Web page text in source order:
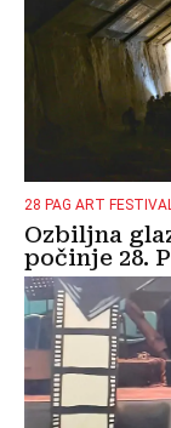
28 PAG ART FESTIVAL
Ozbiljna
počinje 28.